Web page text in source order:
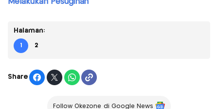
Melakukan Pesugihan
Halaman:
1 2
Share
Follow Okezone di Google News